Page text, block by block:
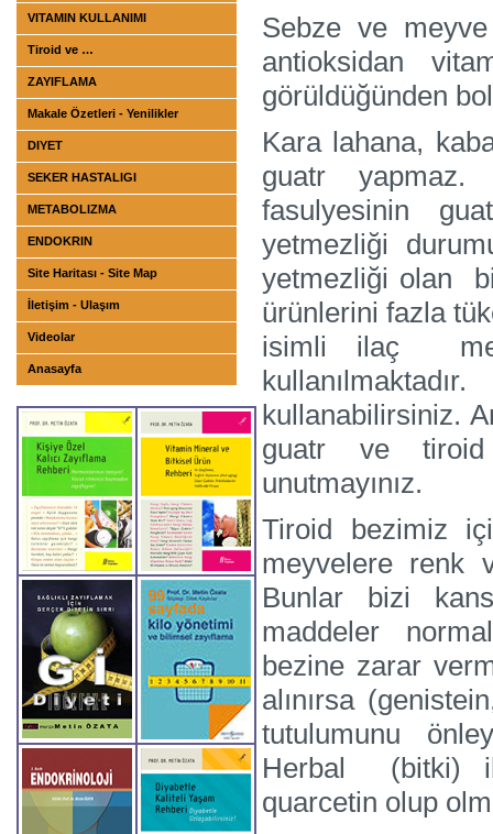
VITAMIN KULLANIMI
Tiroid ve …
ZAYIFLAMA
Makale Özetleri - Yenilikler
DIYET
SEKER HASTALIGI
METABOLIZMA
ENDOKRIN
Site Haritası - Site Map
İletişim - Ulaşım
Videolar
Anasayfa
Sebze ve
antioksidan
görüldüğünden
Kara lahana,
guatr
fasulyesinin
yetmezliği
yetmezliği olan
ürünlerini fazla
isimli ilaç
kullanabilirsiniz.
guatr ve tiroid
unutmayınız.
Tiroid bezimiz
meyvelere renk
Bunlar bizi
maddeler
bezine zarar
alınırsa
tutulumunu
Herbal (bitki)
quarcetin olup